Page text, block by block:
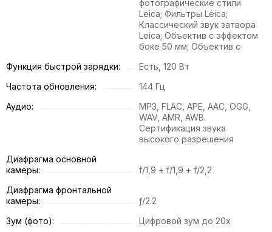
фотографические стили
Leica; Фильтры Leica;
Классический звук затвора
Leica; Объектив с эффектом
боке 50 мм; Объектив с
Функция быстрой зарядки:
Есть, 120 Вт
Частота обновления:
144 Гц
Аудио:
MP3, FLAC, APE, AAC, OGG,
WAV, AMR, AWB.
Сертификация звука
высокого разрешения
Диафрагма основной
камеры:
f/1,9 + f/1,9 + f/2,2
Диафрагма фронтальной
камеры:
ƒ/2.2
Зум (фото):
Цифровой зум до 20x